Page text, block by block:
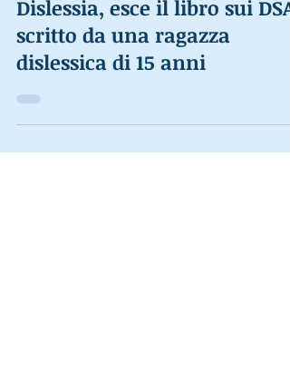
9 ott 2019
Tempo di lettura: 4 min
Dislessia, esce il libro sui DSA
scritto da una ragazza
dislessica di 15 anni